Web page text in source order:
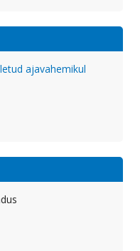
ajavahemikul